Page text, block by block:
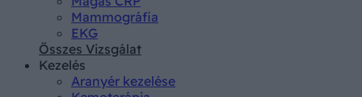
Mammográfia
EKG
Összes Vizsgálat
Kezelés
Aranyér kezelése